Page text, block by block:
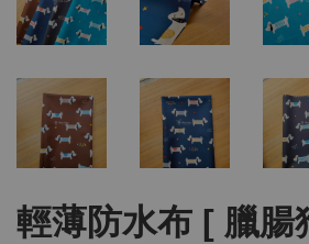
輕薄防水布 [ 臘腸